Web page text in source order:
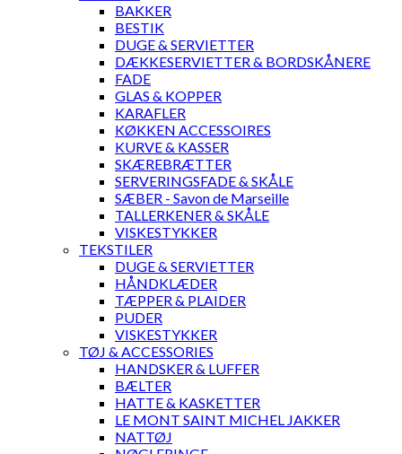
BAKKER
BESTIK
DUGE & SERVIETTER
DÆKKESERVIETTER & BORDSKÅNERE
FADE
GLAS & KOPPER
KARAFLER
KØKKEN ACCESSOIRES
KURVE & KASSER
SKÆREBRÆTTER
SERVERINGSFADE & SKÅLE
SÆBER - Savon de Marseille
TALLERKENER & SKÅLE
VISKESTYKKER
TEKSTILER
DUGE & SERVIETTER
HÅNDKLÆDER
TÆPPER & PLAIDER
PUDER
VISKESTYKKER
TØJ & ACCESSORIES
HANDSKER & LUFFER
BÆLTER
HATTE & KASKETTER
LE MONT SAINT MICHEL JAKKER
NATTØJ